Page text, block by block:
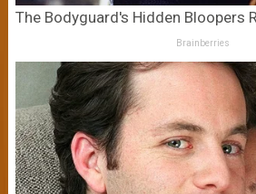
The Bodyguard's Hidden Bloopers
Brainberries